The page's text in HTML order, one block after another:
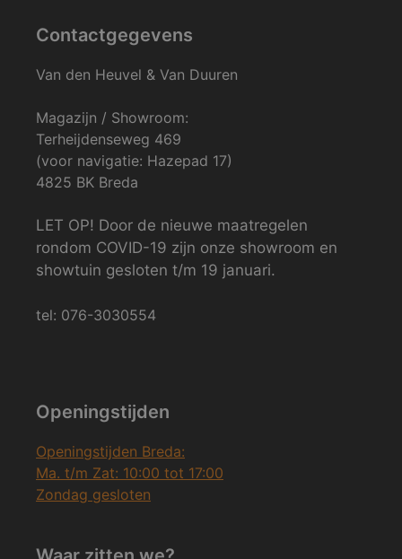
Contactgegevens
Van den Heuvel & Van Duuren
Magazijn / Showroom:
Terheijdenseweg 469
(voor navigatie: Hazepad 17)
4825 BK Breda
LET OP! Door de nieuwe maatregelen
rondom COVID-19 zijn onze showroom en
showtuin gesloten t/m 19 januari.
tel: 076-3030554
Openingstijden
Openingstijden Breda:
Ma. t/m Zat: 10:00 tot 17:00
Zondag gesloten